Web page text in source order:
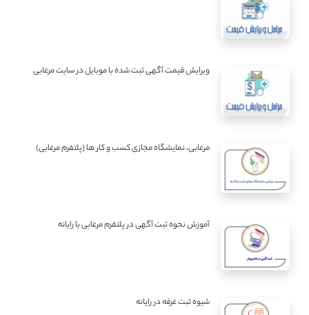
ویرایش قیمت آگهی ثبت شده با موبایل در سایت مرغابی
مرغابی، نمایشگاه مجازی کسب و کار ها (پلتفرم مرغابی)
آموزش نحوه ثبت آگهی در پلتفرم مرغابی با رایانه
شیوه ثبت غرفه در رایانه